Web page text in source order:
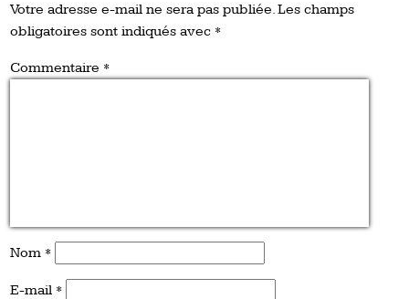
Votre adresse e-mail ne sera pas publiée.Les champs
obligatoires sont indiqués avec *
Commentaire *
Nom *
E-mail *